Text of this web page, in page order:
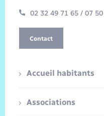
02 32 49 71 65 / 07
Contact
Accueil habitants
Associations